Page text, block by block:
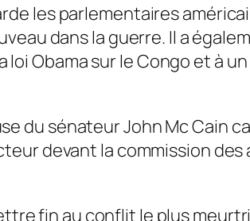
les parlementaires
dans la guerre. Il a
Obama sur le Congo et à
du sénateur John Mc Cain
devant la commission
fin au conflit le plus